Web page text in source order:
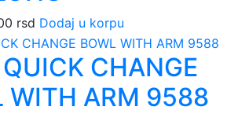
rsd Dodaj u korpu
CHANGE
WITH ARM 9588